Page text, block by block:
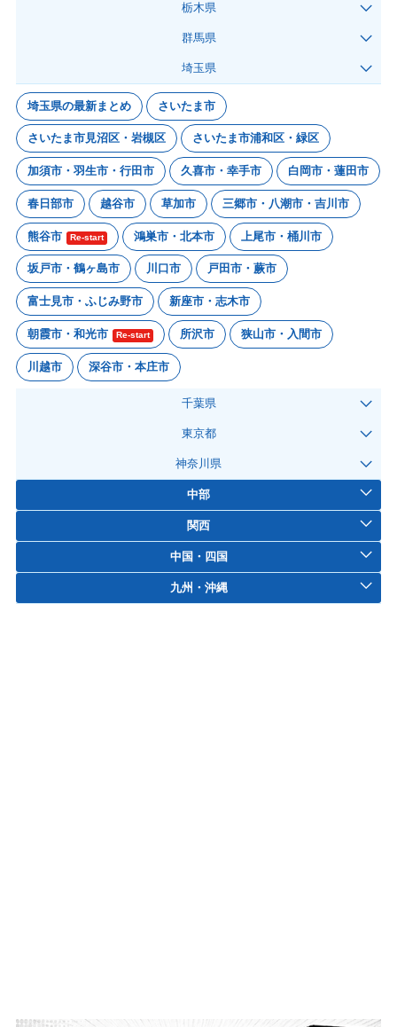
栃木県
群馬県
埼玉県
埼玉県の最新まとめ さいたま市
さいたま市見沼区・岩槻区 さいたま市浦和区・緑区
加須市・羽生市・行田市 久喜市・幸手市 白岡市・蓮田市
春日部市 越谷市 草加市 三郷市・八潮市・吉川市
熊谷市 Re-start 鴻巣市・北本市 上尾市・桶川市
坂戸市・鶴ヶ島市 川口市 戸田市・蕨市
富士見市・ふじみ野市 新座市・志木市
朝霞市・和光市 Re-start 所沢市 狭山市・入間市
川越市 深谷市・本庄市
千葉県
東京都
神奈川県
中部
関西
中国・四国
九州・沖縄